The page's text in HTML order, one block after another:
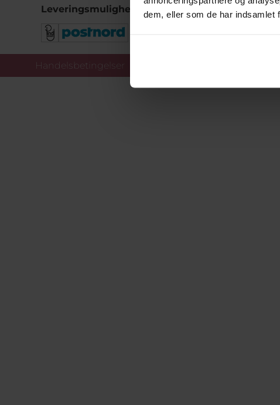
dem, eller som de har indsamlet
Leveringsmuligheder
Handelsbetingelser